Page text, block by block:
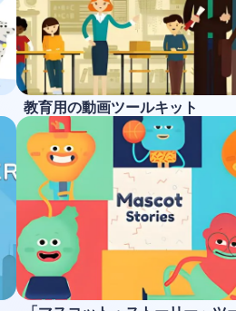
教育用の動画ツールキット